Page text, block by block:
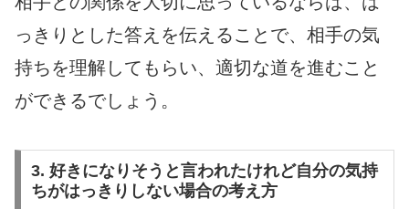
っきりとした答えを伝えることで、相手の気
持ちを理解してもらい、適切な道を進むこと
ができるでしょう。
3. 好きになりそうと言われたけれど自分の気持
ちがはっきりしない場合の考え方